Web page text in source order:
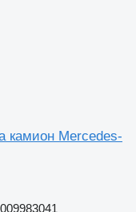
камион Mercedes-